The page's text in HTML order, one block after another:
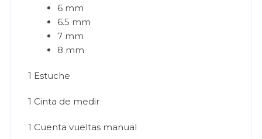
6 mm
6.5 mm
7 mm
8 mm
1 Estuche
1 Cinta de medir
1 Cuenta vueltas manual